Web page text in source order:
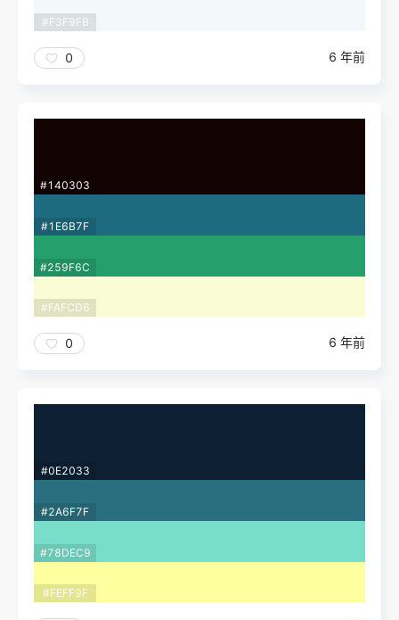
#F3F9FB
0 6 年前
#140303
#1E6B7F
#259F6C
#FAFCD6
0 6 年前
#0E2033
#2A6F7F
#78DEC9
#FEFF9F